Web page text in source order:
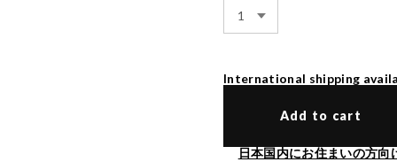
International shipping
Add to cart
日本国内にお住まいの方向